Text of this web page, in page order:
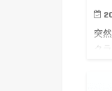
突
ク
ク